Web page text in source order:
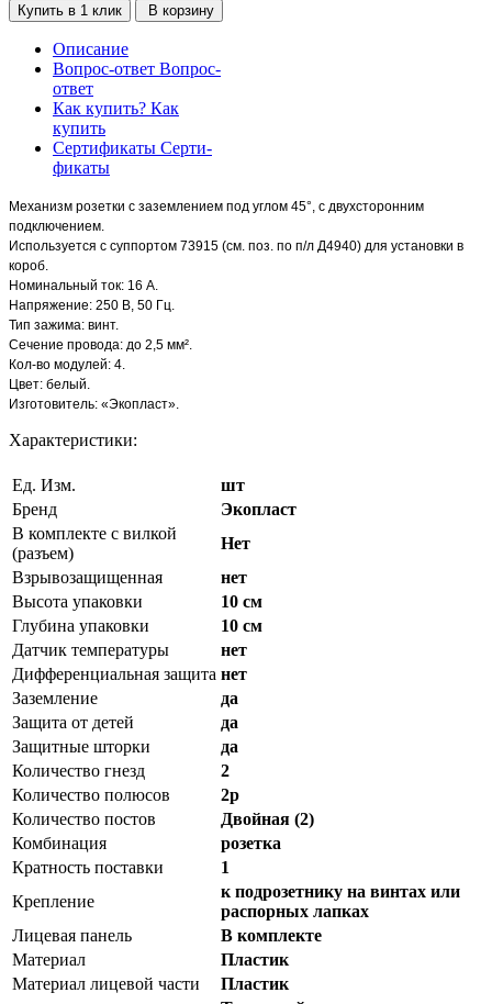
Купить в 1 клик В корзину
Описание
Вопрос-ответ Вопрос-
ответ
Как купить? Как
купить
Сертификаты Серти-
фикаты
Механизм розетки с заземлением под углом 45°, с двухсторонним
подключением.
Используется с суппортом 73915 (см. поз. по п/л Д4940) для установки в
короб.
Номинальный ток: 16 А.
Напряжение: 250 В, 50 Гц.
Тип зажима: винт.
Сечение провода: до 2,5 мм².
Кол-во модулей: 4.
Цвет: белый.
Изготовитель: «Экопласт».
Характеристики:
Ед. Изм.
шт
Бренд
Экопласт
В комплекте с вилкой
(разъем)
Нет
Взрывозащищенная
нет
Высота упаковки
10 см
Глубина упаковки
10 см
Датчик температуры
нет
Дифференциальная защита нет
Заземление
да
Защита от детей
да
Защитные шторки
да
Количество гнезд
2
Количество полюсов
2p
Количество постов
Двойная (2)
Комбинация
розетка
Кратность поставки
1
Крепление
к подрозетнику на винтах или
распорных лапках
Лицевая панель
В комплекте
Материал
Пластик
Материал лицевой части
Пластик